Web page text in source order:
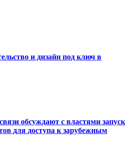
и дизайн под ключ в
обсуждают с властями запуск
для доступа к зарубежным